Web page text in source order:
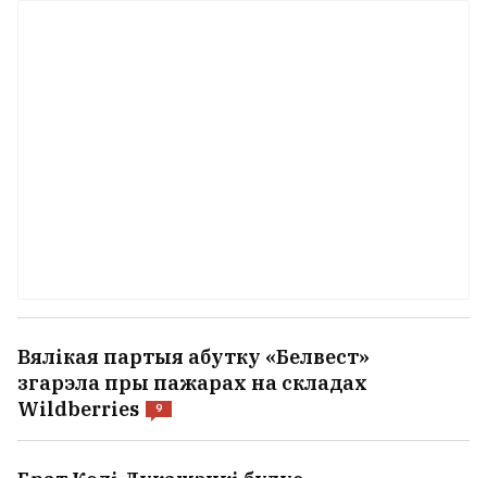
Вялікая партыя абутку «Белвест»
згарэла пры пажарах на складах
Wildberries
9